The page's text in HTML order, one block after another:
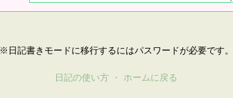
※日記書きモードに移行するにはパスワードが必要です。
日記の使い方 ・ ホームに戻る